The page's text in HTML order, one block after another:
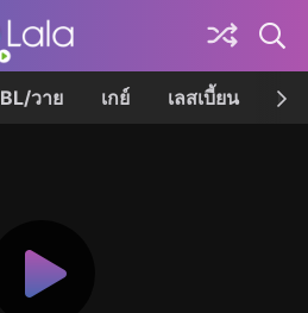
BL/วาย เกย์ เลสเบี้ยน เค